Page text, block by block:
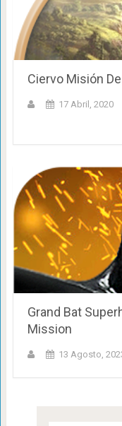
Ciervo Misión
17 Abril, 2020
Grand Bat
Mission
13 Agosto,